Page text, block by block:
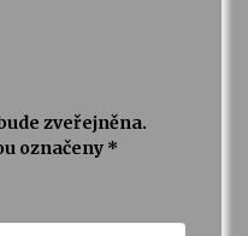
zveřejněna.
označeny *